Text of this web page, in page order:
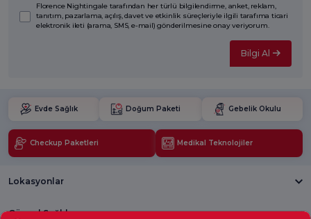
Florence Nightingale tarafından her türlü bilgilendirme, anket, reklam,
tanıtım, pazarlama, açılış, davet ve etkinlik süreçleriyle ilgili tarafıma ticari
elektronik ileti (arama, SMS, e-mail) gönderilmesine onay veriyorum.
Bilgi Al
Evde Sağlık Doğum Paketi Gebelik Okulu
Checkup Paketleri Medikal Teknolojiler
Lokasyonlar
Güncel Sağlık